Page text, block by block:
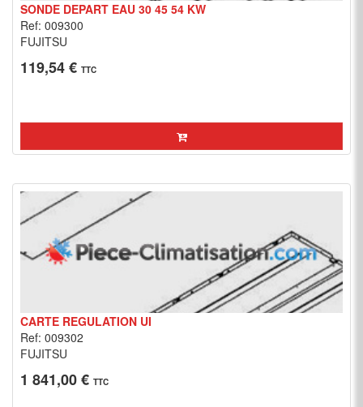
SONDE DEPART EAU 30 45 54 KW
Ref: 009300
FUJITSU
119,54 € TTC
CARTE REGULATION UI
Ref: 009302
FUJITSU
1 841,00 € TTC